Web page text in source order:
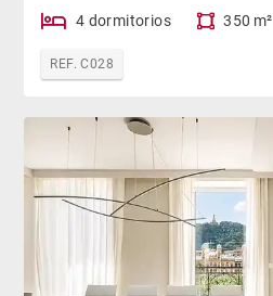
4 dormitorios 350 m²
REF. C028